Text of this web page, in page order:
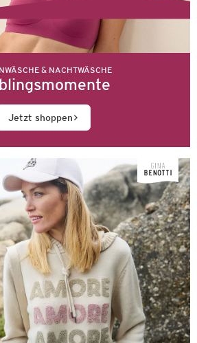
& NACHTWÄSCHE
Jetzt shoppen